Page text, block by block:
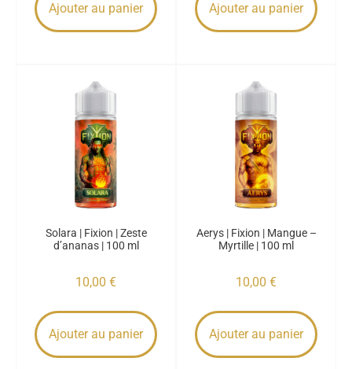
Ajouter au panier Ajouter au panier
Solara | Fixion | Zeste
d’ananas | 100 ml
10,00 €
Ajouter au panier
Aerys | Fixion | Mangue –
Myrtille | 100 ml
10,00 €
Ajouter au panier